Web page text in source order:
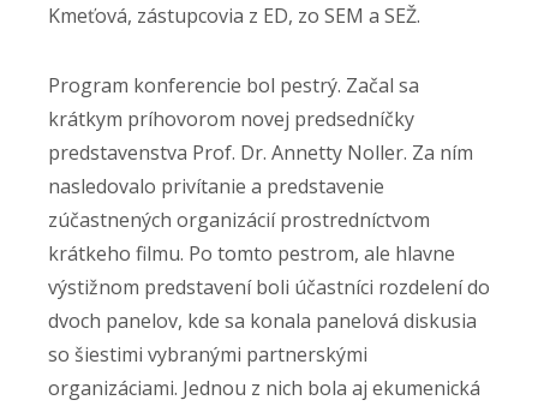
Kmeťová, zástupcovia z ED, zo SEM a SEŽ.
Program konferencie bol pestrý. Začal sa
krátkym príhovorom novej predsedníčky
predstavenstva Prof. Dr. Annetty Noller. Za ním
nasledovalo privítanie a predstavenie
zúčastnených organizácií prostredníctvom
krátkeho filmu. Po tomto pestrom, ale hlavne
výstižnom predstavení boli účastníci rozdelení do
dvoch panelov, kde sa konala panelová diskusia
so šiestimi vybranými partnerskými
organizáciami. Jednou z nich bola aj ekumenická